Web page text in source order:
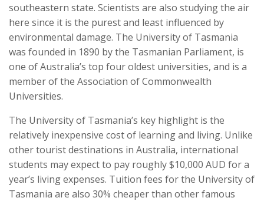
southeastern state. Scientists are also studying the air
here since it is the purest and least influenced by
environmental damage. The University of Tasmania
was founded in 1890 by the Tasmanian Parliament, is
one of Australia’s top four oldest universities, and is a
member of the Association of Commonwealth
Universities.
The University of Tasmania’s key highlight is the
relatively inexpensive cost of learning and living. Unlike
other tourist destinations in Australia, international
students may expect to pay roughly $10,000 AUD for a
year’s living expenses. Tuition fees for the University of
Tasmania are also 30% cheaper than other famous